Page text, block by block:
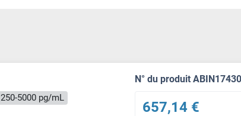
250-5000 pg/mL
N° du produit
657,14 €